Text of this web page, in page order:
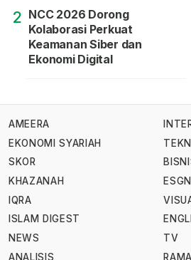
2 NCC 2026 Dorong
Kolaborasi Perkuat
Keamanan Siber dan
Ekonomi Digital
AMEERA
EKONOMI SYARIAH
SKOR
KHAZANAH
IQRA
ISLAM DIGEST
NEWS
ANALISIS
TV